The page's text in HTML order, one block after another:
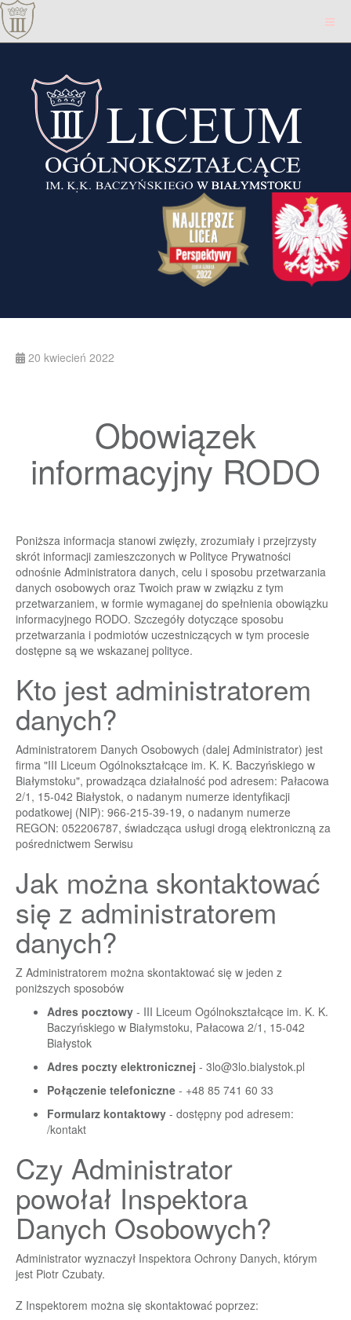
20 kwiecień 2022
Obowiązek
informacyjny RODO
Poniższa informacja stanowi zwięzły, zrozumiały i przejrzysty
skrót informacji zamieszczonych w Polityce Prywatności
odnośnie Administratora danych, celu i sposobu przetwarzania
danych osobowych oraz Twoich praw w związku z tym
przetwarzaniem, w formie wymaganej do spełnienia obowiązku
informacyjnego RODO. Szczegóły dotyczące sposobu
przetwarzania i podmiotów uczestniczących w tym procesie
dostępne są we wskazanej polityce.
Kto jest administratorem
danych?
Administratorem Danych Osobowych (dalej Administrator) jest
firma "III Liceum Ogólnokształcące im. K. K. Baczyńskiego w
Białymstoku", prowadząca działalność pod adresem: Pałacowa
2/1, 15-042 Białystok, o nadanym numerze identyfikacji
podatkowej (NIP): 966-215-39-19, o nadanym numerze
REGON: 052206787, świadcząca usługi drogą elektroniczną za
pośrednictwem Serwisu
Jak można skontaktować
się z administratorem
danych?
Z Administratorem można skontaktować się w jeden z
poniższych sposobów
Adres pocztowy - III Liceum Ogólnokształcące im. K. K.
Baczyńskiego w Białymstoku, Pałacowa 2/1, 15-042
Białystok
Adres poczty elektronicznej - 3lo@3lo.bialystok.pl
Połączenie telefoniczne - +48 85 741 60 33
Formularz kontaktowy - dostępny pod adresem:
/kontakt
Czy Administrator
powołał Inspektora
Danych Osobowych?
Administrator wyznaczył Inspektora Ochrony Danych, którym
jest Piotr Czubaty.
Z Inspektorem można się skontaktować poprzez: